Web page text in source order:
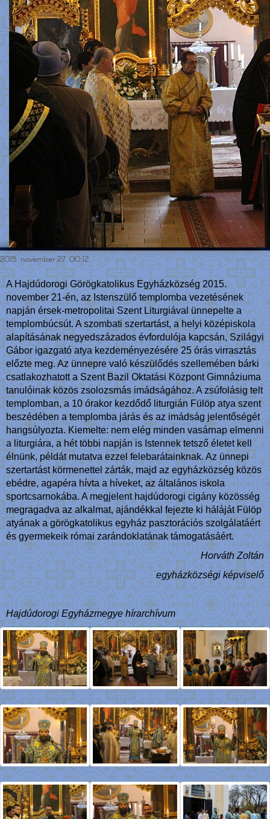
2015. november 27. 00:12
A Hajdúdorogi Görögkatolikus Egyházközség 2015.
november 21-én, az Istenszülő templomba vezetésének
napján érsek-metropolitai Szent Liturgiával ünnepelte a
templombúcsút. A szombati szertartást, a helyi középiskola
alapításának negyedszázados évfordulója kapcsán, Szilágyi
Gábor igazgató atya kezdeményezésére 25 órás virrasztás
előzte meg. Az ünnepre való készülődés szellemében bárki
csatlakozhatott a Szent Bazil Oktatási Központ Gimnáziuma
tanulóinak közös zsolozsmás imádságához. A zsúfolásig telt
templomban, a 10 órakor kezdődő liturgián Fülöp atya szent
beszédében a templomba járás és az imádság jelentőségét
hangsúlyozta. Kiemelte: nem elég minden vasárnap elmenni
a liturgiára, a hét többi napján is Istennek tetsző életet kell
élnünk, példát mutatva ezzel felebarátainknak. Az ünnepi
szertartást körmenettel zárták, majd az egyházközség közös
ebédre, agapéra hívta a híveket, az általános iskola
sportcsarnokába. A megjelent hajdúdorogi cigány közösség
megragadva az alkalmat, ajándékkal fejezte ki háláját Fülöp
atyának a görögkatolikus egyház pasztorációs szolgálatáért
és gyermekeik római zarándoklatának támogatásáért.
Horváth Zoltán
egyházközségi képviselő
Hajdúdorogi Egyházmegye hírarchívum